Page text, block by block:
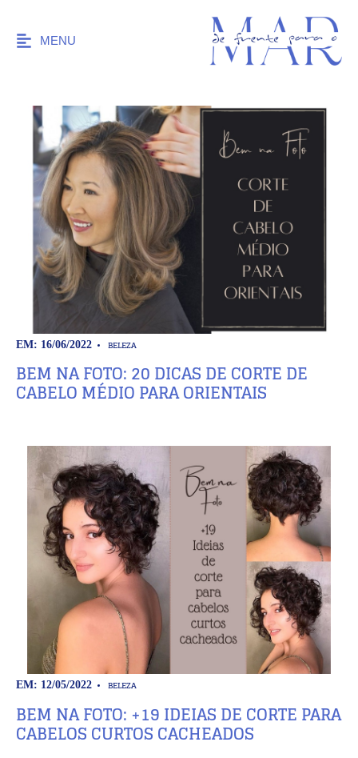
MENU
EM: 16/06/2022 BELEZA
BEM NA FOTO: 20 DICAS DE CORTE DE
CABELO MÉDIO PARA ORIENTAIS
EM: 12/05/2022 BELEZA
BEM NA FOTO: +19 IDEIAS DE CORTE PARA
CABELOS CURTOS CACHEADOS